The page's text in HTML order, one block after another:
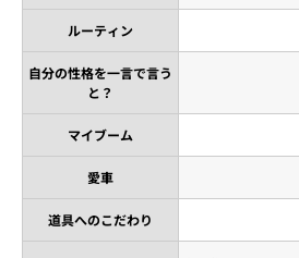
ルーティン
自分の性格を一言で言う
と？
マイブーム
愛車
道具へのこだわり